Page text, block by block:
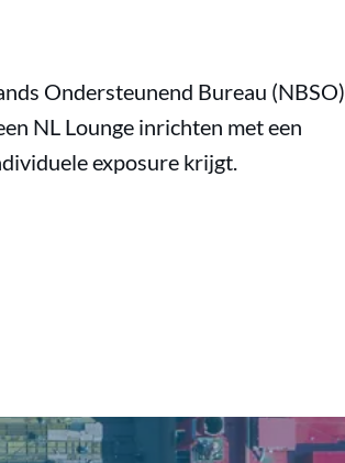
Ondersteunend Bureau (NBSO)
NL Lounge inrichten met een
exposure krijgt.